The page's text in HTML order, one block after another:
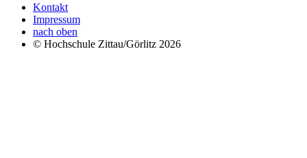
Kontakt
Impressum
nach oben
© Hochschule Zittau/Görlitz 2026